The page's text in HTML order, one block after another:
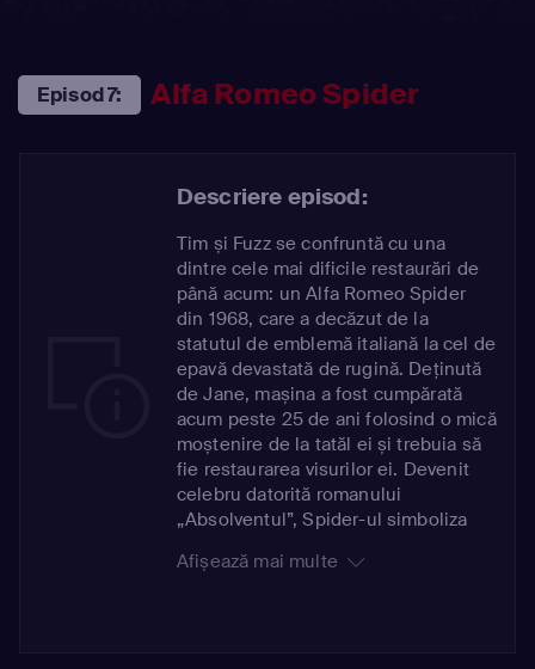
Episod 7: Alfa Romeo Spider
Descriere episod:
Tim și Fuzz se confruntă cu una
dintre cele mai dificile restaurări de
până acum: un Alfa Romeo Spider
din 1968, care a decăzut de la
statutul de emblemă italiană la cel de
epavă devastată de rugină. Deținută
de Jane, mașina a fost cumpărată
acum peste 25 de ani folosind o mică
moștenire de la tatăl ei și trebuia să
fie restaurarea visurilor ei. Devenit
celebru datorită romanului
„Absolventul”, Spider-ul simboliza
escrocherie bancară devastatoare i-a
Afișează mai multe